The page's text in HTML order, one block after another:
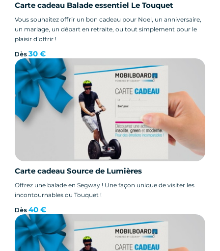
Carte cadeau Balade essentiel Le Touquet
Vous souhaitez offrir un bon cadeau pour Noel, un anniversaire,
un mariage, un départ en retraite, ou tout simplement pour le
plaisir d’offrir !
Dès 30 €
Carte cadeau Source de Lumières
Offrez une balade en Segway ! Une façon unique de visiter les
incontournables du Touquet !
Dès 40 €